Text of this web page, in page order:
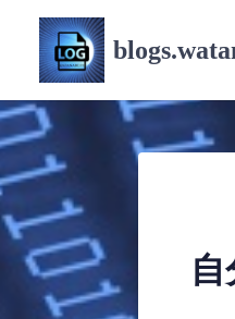
ツ
へ
キ
ッ
プ